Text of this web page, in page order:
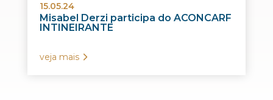
15.05.24
Misabel Derzi participa do ACONCARF
INTINEIRANTE
veja mais